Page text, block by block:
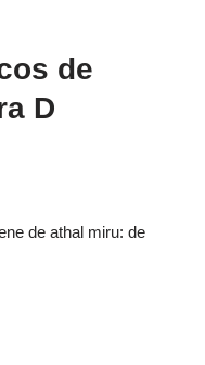
de
D
de athal miru: de